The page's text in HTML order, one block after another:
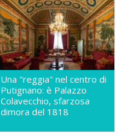
Una "reggia" nel centro di
Putignano: è Palazzo
Colavecchio, sfarzosa
dimora del 1818